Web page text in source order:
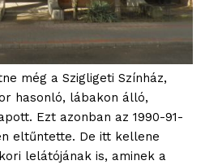
még a Szigligeti Színház,
hasonló, lábakon álló,
Ezt azonban az 1990-91-
eltűntette. De itt kellene
lelátójának is, aminek a